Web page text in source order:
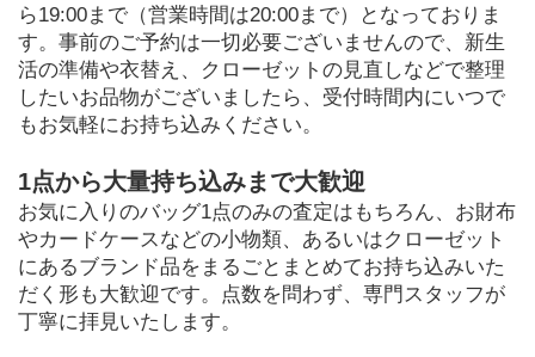
ら19:00まで（営業時間は20:00まで）となっておりま
す。事前のご予約は一切必要ございませんので、新生
活の準備や衣替え、クローゼットの見直しなどで整理
したいお品物がございましたら、受付時間内にいつで
もお気軽にお持ち込みください。
1点から大量持ち込みまで大歓迎
お気に入りのバッグ1点のみの査定はもちろん、お財布
やカードケースなどの小物類、あるいはクローゼット
にあるブランド品をまるごとまとめてお持ち込みいた
だく形も大歓迎です。点数を問わず、専門スタッフが
丁寧に拝見いたします。